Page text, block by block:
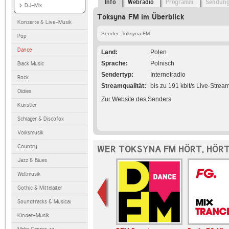
DJ-Mix
Konzerte & Live-Musik
Pop
Dance
Black Music
Rock
Oldies
Künstler
Schlager & Discofox
Volksmusik
Country
Jazz & Blues
Weltmusik
Gothic & Mittelalter
Soundtracks & Musical
Kinder-Musik
Info Webradio Programm
Toksyna FM im Überblick
Sender: Toksyna FM
Land
Polen
Sprache
Polnisch
Sendertyp
Internetradio
Streamqualität
bis zu 191 kbit/s Live-
Zur Website des Senders
WER TOKSYNA FM HÖRT,